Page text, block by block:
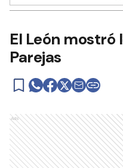
El León mostró
Parejas
Ads